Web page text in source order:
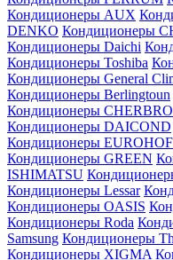
Кондиционеры AUX
DENKO Кондиционеры
Кондиционеры Daichi
Кондиционеры Toshiba
Кондиционеры General
Кондиционеры Berlingtoun
Кондиционеры
Кондиционеры DAICOND
Кондиционеры
Кондиционеры GREEN
ISHIMATSU
Кондиционеры Lessar
Кондиционеры OASIS
Кондиционеры Roda
Samsung Кондиционеры
Кондиционеры XIGMA